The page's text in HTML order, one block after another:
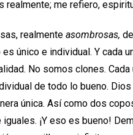
realmente; me refiero,
realmente asombrosas,
único e individual. Y cada
No somos clones.
de todo lo bueno.
única. Así como dos
¡Y eso es bueno!